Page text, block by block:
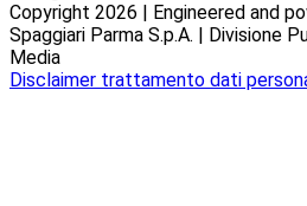
Copyright 2026 | Engineered and
Spaggiari Parma S.p.A. | Divisione
Media
Disclaimer trattamento dati